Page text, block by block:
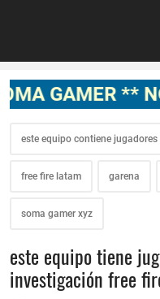
** NOTICIAS,
este equipo contiene
free fire latam garena
soma gamer xyz
este equipo tiene
investigación free